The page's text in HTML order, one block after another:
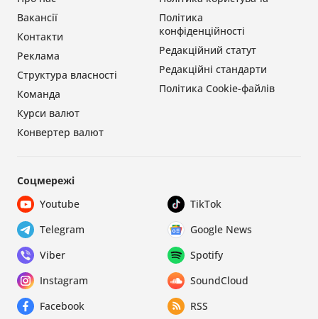
Політика
конфіденційності
Редакційний статут
Редакційні стандарти
Політика Cookie-файлів
Вакансії
Контакти
Реклама
Структура власності
Команда
Курси валют
Конвертер валют
Соцмережі
Youtube
TikTok
Telegram
Google News
Viber
Spotify
Instagram
SoundCloud
Facebook
RSS